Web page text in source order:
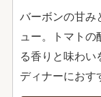
バーボンの甘み
ュー。トマト
る香りと味わい
ディナーにおす